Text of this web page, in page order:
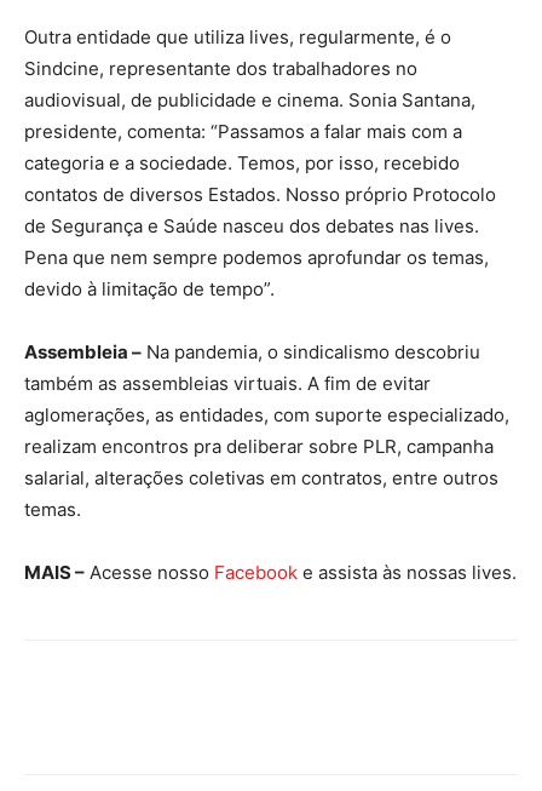
Outra entidade que utiliza lives, regularmente, é o
Sindcine, representante dos trabalhadores no
audiovisual, de publicidade e cinema. Sonia Santana,
presidente, comenta: “Passamos a falar mais com a
categoria e a sociedade. Temos, por isso, recebido
contatos de diversos Estados. Nosso próprio Protocolo
de Segurança e Saúde nasceu dos debates nas lives.
Pena que nem sempre podemos aprofundar os temas,
devido à limitação de tempo”.
Assembleia – Na pandemia, o sindicalismo descobriu
também as assembleias virtuais. A fim de evitar
aglomerações, as entidades, com suporte especializado,
realizam encontros pra deliberar sobre PLR, campanha
salarial, alterações coletivas em contratos, entre outros
temas.
MAIS – Acesse nosso Facebook e assista às nossas lives.